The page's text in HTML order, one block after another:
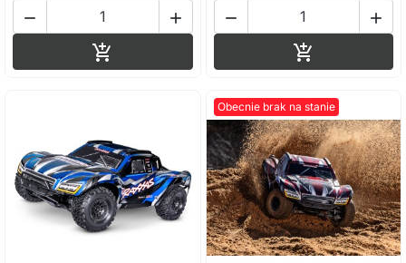
 

 

Obecnie brak na stanie